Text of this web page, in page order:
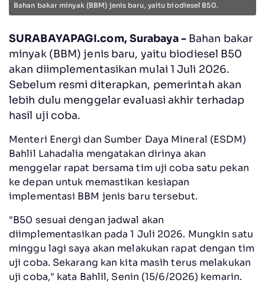
Bahan bakar minyak (BBM) jenis baru, yaitu biodiesel B50.
SURABAYAPAGI.com, Surabaya - Bahan bakar
minyak (BBM) jenis baru, yaitu biodiesel B50
akan diimplementasikan mulai 1 Juli 2026.
Sebelum resmi diterapkan, pemerintah akan
lebih dulu menggelar evaluasi akhir terhadap
hasil uji coba.
Menteri Energi dan Sumber Daya Mineral (ESDM)
Bahlil Lahadalia mengatakan dirinya akan
menggelar rapat bersama tim uji coba satu pekan
ke depan untuk memastikan kesiapan
implementasi BBM jenis baru tersebut.
"B50 sesuai dengan jadwal akan
diimplementasikan pada 1 Juli 2026. Mungkin satu
minggu lagi saya akan melakukan rapat dengan tim
uji coba. Sekarang kan kita masih terus melakukan
uji coba," kata Bahlil, Senin (15/6/2026) kemarin.